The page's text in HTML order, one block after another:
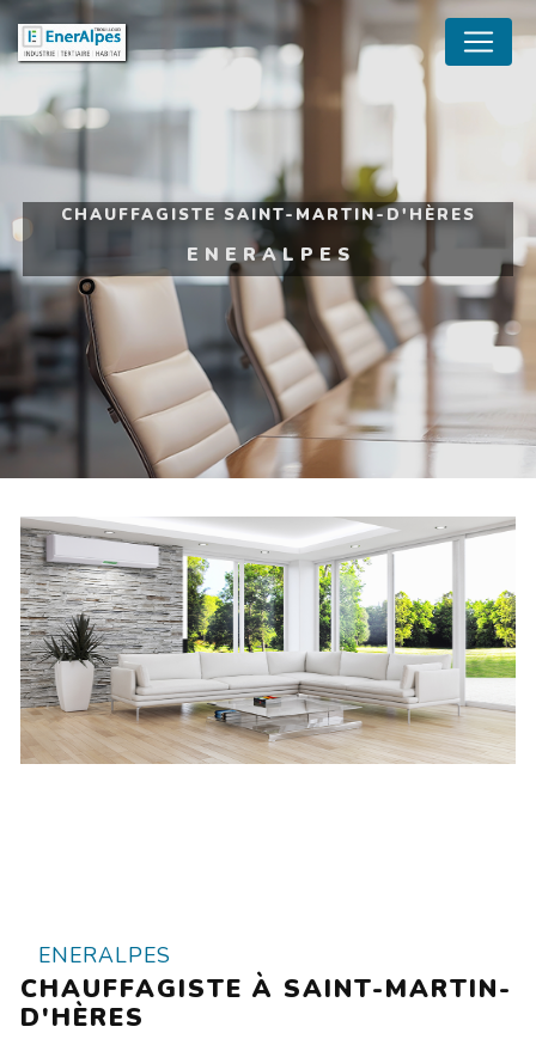
CHAUFFAGISTE SAINT-MARTIN-D'HÈRES
ENERALPES
ENERALPES
CHAUFFAGISTE À SAINT-MARTIN-
D'HÈRES
Panneau de gestion des cookies